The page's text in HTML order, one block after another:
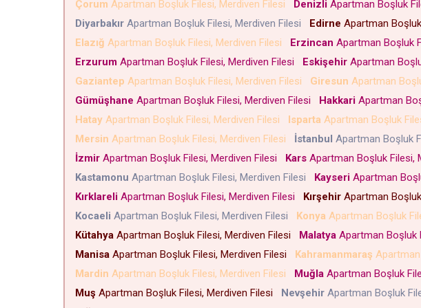
Çorum Apartman Boşluk Filesi, Merdiven Filesi DenizliApartman Boşluk
DiyarbakırApartman Boşluk Filesi, Merdiven Filesi Edirne Apartman
Elazığ Apartman Boşluk Filesi, Merdiven Filesi Erzincan Apartman Boşluk
ErzurumApartman Boşluk Filesi, Merdiven Filesi EskişehirApartman
Gaziantep Apartman Boşluk Filesi, Merdiven Filesi Giresun Apartman
Gümüşhane Apartman Boşluk Filesi, Merdiven Filesi HakkariApartman
HatayApartman Boşluk Filesi, Merdiven Filesi Isparta Apartman Boşluk
Mersin Apartman Boşluk Filesi, Merdiven Filesi İstanbul Apartman Boşluk
İzmirApartman Boşluk Filesi, Merdiven Filesi KarsApartman Boşluk Filesi,
Kastamonu Apartman Boşluk Filesi, Merdiven Filesi KayseriApartman
KırklareliApartman Boşluk Filesi, Merdiven Filesi KırşehirApartman
Kocaeli Apartman Boşluk Filesi, Merdiven Filesi Konya Apartman Boşluk
KütahyaApartman Boşluk Filesi, Merdiven Filesi MalatyaApartman Boşluk
ManisaApartman Boşluk Filesi, Merdiven Filesi Kahramanmaraş
Mardin Apartman Boşluk Filesi, Merdiven Filesi MuğlaApartman Boşluk
MuşApartman Boşluk Filesi, Merdiven Filesi NevşehirApartman Boşluk